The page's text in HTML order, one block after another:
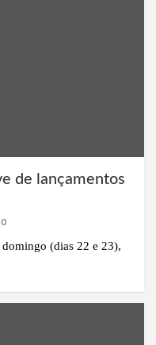
de lançamentos
(dias 22 e 23),